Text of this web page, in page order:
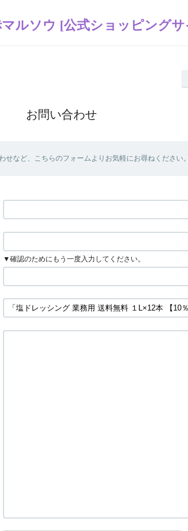
ルソウ [公式ショッピング
お問い合わせ
せなど、こちらのフォームよりお気軽にお尋ねください。
▼確認のためにもう一度入力してください。